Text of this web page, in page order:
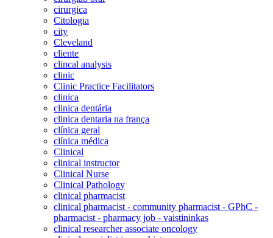
cirurgica
Citologia
city
Cleveland
cliente
clincal analysis
clinic
Clinic Practice Facilitators
clinica
clinica dentária
clinica dentaria na frança
clínica geral
clínica médica
Clinical
clinical instructor
Clinical Nurse
Clinical Pathology
clinical pharmacist
clinical pharmacist - community pharmacist - GPhC -
pharmacist - pharmacy job - vaistininkas
clinical researcher associate oncology